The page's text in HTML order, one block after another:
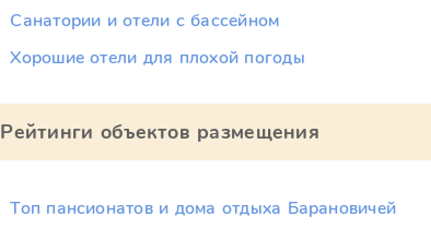
Санатории и отели с бассейном
Хорошие отели для плохой погоды
Рейтинги объектов размещения
Топ пансионатов и дома отдыха Барановичей